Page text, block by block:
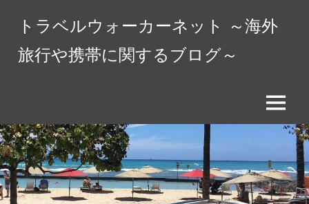
ス
キ
ッ
プ
トラベルウォーカーネット ～海外
旅行や携帯に関するブログ～
メ
ー